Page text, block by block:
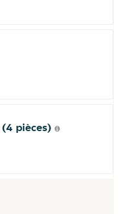
pièces)